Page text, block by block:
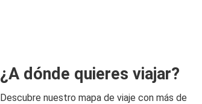
¿A dónde quieres viajar?
Descubre nuestro mapa de viaje con más de